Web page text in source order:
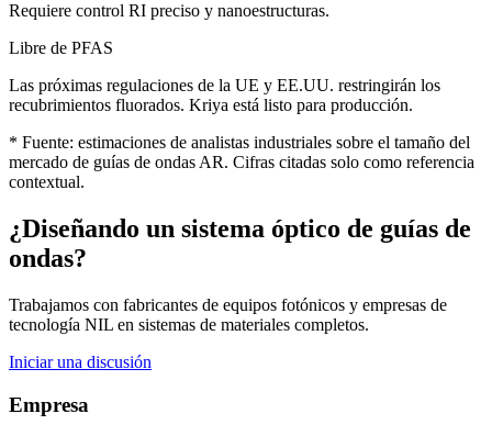
Requiere control RI preciso y nanoestructuras.
Libre de PFAS
Las próximas regulaciones de la UE y EE.UU. restringirán los
recubrimientos fluorados. Kriya está listo para producción.
* Fuente: estimaciones de analistas industriales sobre el tamaño del
mercado de guías de ondas AR. Cifras citadas solo como referencia
contextual.
¿Diseñando un sistema óptico de guías de
ondas?
Trabajamos con fabricantes de equipos fotónicos y empresas de
tecnología NIL en sistemas de materiales completos.
Iniciar una discusión
Empresa